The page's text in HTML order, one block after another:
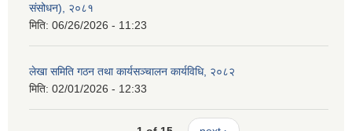
संसोधन), २०८१
मिति: 06/26/2026 - 11:23
लेखा समिति गठन तथा कार्यसञ्चालन कार्यविधि, २०८२
मिति: 02/01/2026 - 12:33